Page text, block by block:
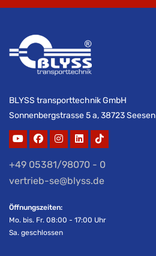
BLYSS transporttechnik GmbH
Sonnenbergstrasse 5 a, 38723 Seesen
+49 05381/98070 - 0
vertrieb-se@blyss.de
Öffnungszeiten:
Mo. bis. Fr. 08:00 - 17:00 Uhr
Sa. geschlossen